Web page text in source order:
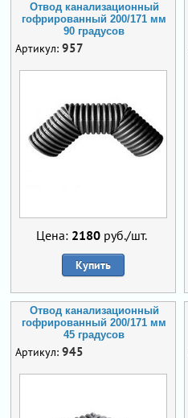
Отвод канализационный
гофрированный 200/171 мм
90 градусов
Артикул: 957
Цена: 2180руб./шт.
Купить
Отвод канализационный
гофрированный 200/171 мм
45 градусов
Артикул: 945